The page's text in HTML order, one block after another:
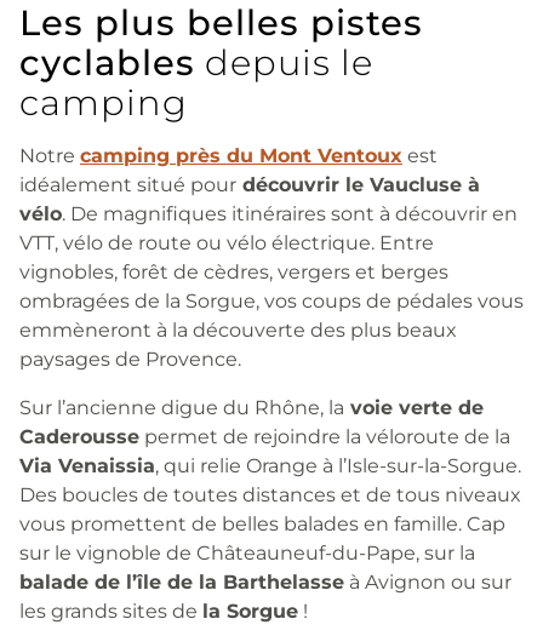
Les plus belles pistes
cyclables depuis le
camping
Notre camping près du Mont Ventoux est
idéalement situé pour découvrir le Vaucluse à
vélo. De magnifiques itinéraires sont à découvrir en
VTT, vélo de route ou vélo électrique. Entre
vignobles, forêt de cèdres, vergers et berges
ombragées de la Sorgue, vos coups de pédales vous
emmèneront à la découverte des plus beaux
paysages de Provence.
Sur l’ancienne digue du Rhône, la voie verte de
Caderousse permet de rejoindre la véloroute de la
Via Venaissia, qui relie Orange à l’Isle-sur-la-Sorgue.
Des boucles de toutes distances et de tous niveaux
vous promettent de belles balades en famille. Cap
sur le vignoble de Châteauneuf-du-Pape, sur la
balade de l’île de la Barthelasse à Avignon ou sur
les grands sites de la Sorgue !